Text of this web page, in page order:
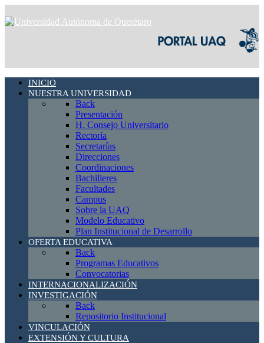
INICIO
NUESTRA UNIVERSIDAD
Back
Presentación
H. Consejo Universitario
Rectoría
Secretarías
Direcciones
Coordinaciones
Bachilleres
Facultades
Campus
Sobre la UAQ
Modelo Educativo
Plan Institucional de Desarrollo
OFERTA EDUCATIVA
Back
Programas Educativos
Convocatorias
INTERNACIONALIZACIÓN
INVESTIGACIÓN
Back
Repositorio Institucional
VINCULACIÓN
EXTENSIÓN Y CULTURA